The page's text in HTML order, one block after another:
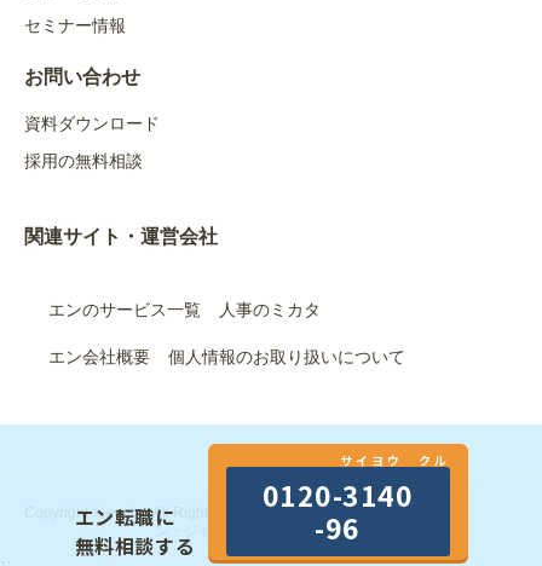
セミナー情報
お問い合わせ
資料ダウンロード
採用の無料相談
関連サイト・運営会社
エンのサービス一覧 人事のミカタ
エン会社概要 個人情報のお取り扱いについて
エン転職に
無料相談する
サイヨウ クル
0120-3140
-96
Copyright © en Inc. All Rights Reserved.｜エン株式会社（旧：エ
ン・ジャパン株式会社）